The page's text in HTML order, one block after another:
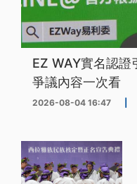
EZ WAY實名認證
爭議內容一次看
2026-08-04 16:47